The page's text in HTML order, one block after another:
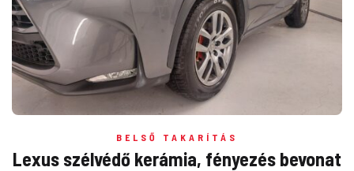
BELSŐ TAKARÍTÁS
Lexus szélvédő kerámia, fényezés bevonat